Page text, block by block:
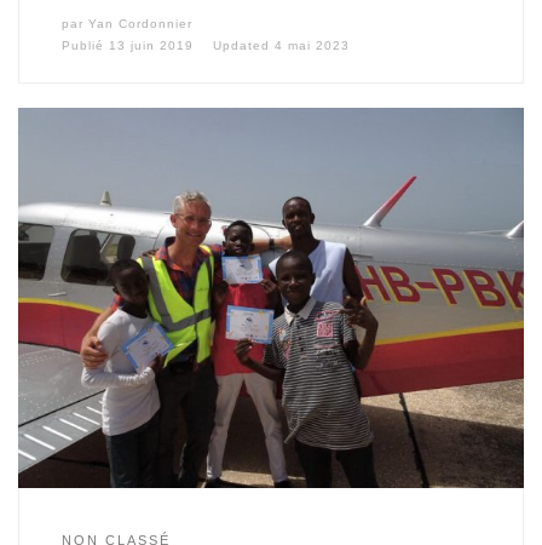
par Yan Cordonnier
Publié 13 juin 2019 Updated 4 mai 2023
NON CLASSÉ